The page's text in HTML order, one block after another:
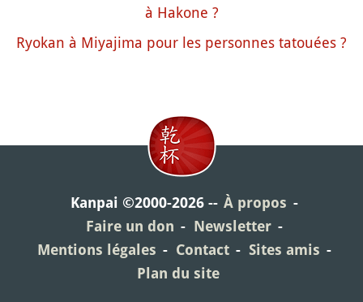
à Hakone ?
Ryokan à Miyajima pour les personnes tatouées ?
Kanpai ©2000-2026
À propos
Faire un don
Newsletter
Mentions légales
Contact
Sites amis
Plan du site